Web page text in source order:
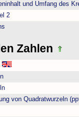
und Umfang des
2
Zahlen
von Quadratwurzeln